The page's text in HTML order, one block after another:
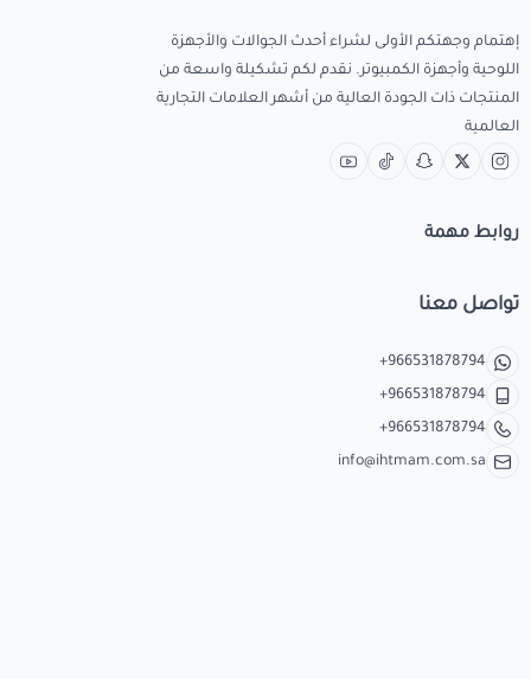
إهتمام وجهتكم الأولى لشراء أحدث الجوالات والأجهزة
اللوحية وأجهزة الكمبيوتر. نقدم لكم تشكيلة واسعة من
المنتجات ذات الجودة العالية من أشهر العلامات التجارية
العالمية
روابط مهمة
تواصل معنا
+966531878794
+966531878794
+966531878794
info@ihtmam.com.sa